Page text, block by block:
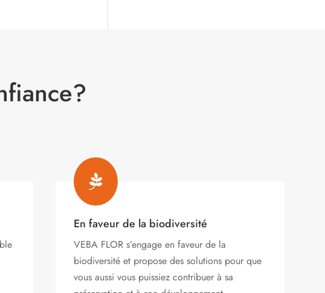

En faveur de la biodiversité
VEBA FLOR s’engage en faveur de la
biodiversité et propose des solutions pour que
vous aussi vous puissiez contribuer à sa